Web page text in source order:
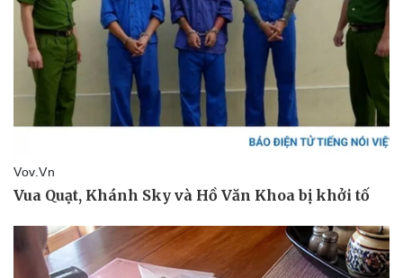
Sức khỏe
Dinh dưỡng - món ngon
Cây thuốc
Đời sống
Nhà đẹp
Blog